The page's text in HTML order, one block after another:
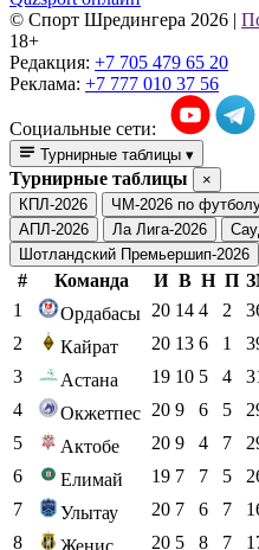
© Cпорт Шредингера 2026 |
18+
Редакция: +7 705 479 65 20
Реклама: +7 777 010 37 56
Социальные сети:
Турнирные таблицы ▾
Турнирные таблицы
×
КПЛ-2026
ЧМ-2026 по
АПЛ-2026
Ла Лига-2026
Шотландский Премьершип-2026
# Команда И В Н П
1
Ордабасы 20 14 4 2
2
Кайрат 20 13 6 1
3
Астана 19 10 5 4
4
Окжетпес 20 9 6 5
5
Актобе 20 9 4 7
6
Елимай 19 7 7 5
7
Улытау 20 7 6 7
8
20 5 8 7